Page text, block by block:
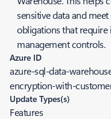
sensitive data and
obligations that
management controls.
Azure ID
azure-sql-data-
encryption-with-
Update Types(s)
Features